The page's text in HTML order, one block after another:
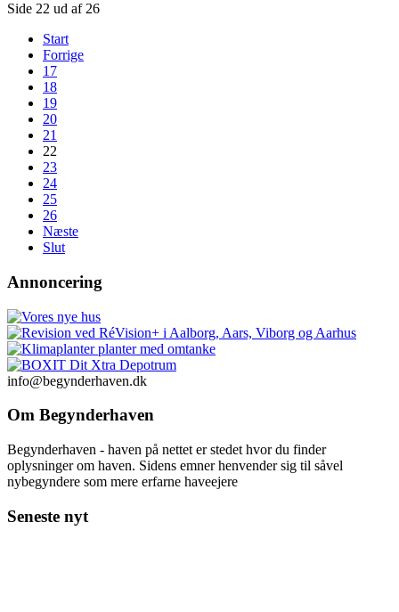
Side 22 ud af 26
Start
Forrige
17
18
19
20
21
22
23
24
25
26
Næste
Slut
Annoncering
info@begynderhaven.dk
Om Begynderhaven
Begynderhaven - haven på nettet er stedet hvor du finder
oplysninger om haven. Sidens emner henvender sig til såvel
nybegyndere som mere erfarne haveejere
Seneste nyt